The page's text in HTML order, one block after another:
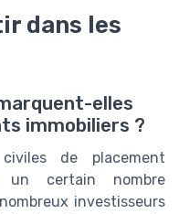
dans les
elles
immobiliers ?
de placement
un certain nombre
investisseurs